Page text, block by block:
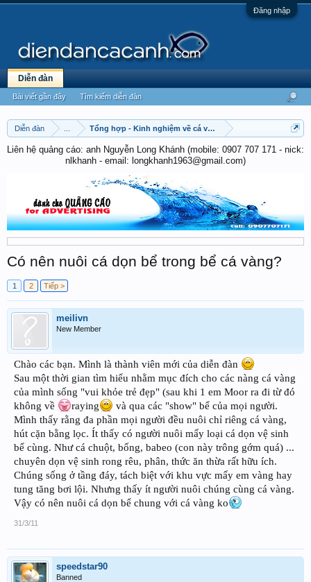
Đăng nhập
Diễn đàn Tổng hợp - Kinh nghiệm về cá vàng & cá chép
Liên hệ quảng cáo: anh Nguyễn Long Khánh (mobile: 0907 707 171 - nick:
nlkhanh - email: longkhanh1963@gmail.com)
Có nên nuôi cá dọn bể trong bể cá vàng?
1 2 Tiếp >
meilivn
New Member
Chào các bạn. Mình là thành viên mới của diễn đàn
Sau một thời gian tìm hiểu nhằm mục đích cho các nàng cá vàng
của mình sống "vui khỏe trẻ đẹp" (sau khi 1 em Moor ra đi từ đó
không về
raying
và qua các "show" bể của mọi người.
Mình thấy rằng đa phần mọi người đều nuôi chỉ riêng cá vàng,
hút cặn bằng lọc. Ít thấy có người nuôi mấy loại cá dọn vệ sinh
bể cùng. Như cá chuột, bống, babeo (con này trông gớm quá) ...
chuyên dọn vệ sinh rong rêu, phân, thức ăn thừa rất hữu ích.
Chúng sống ở tầng đáy, tách biệt với khu vực mấy em vàng hay
tung tăng bơi lội. Nhưng thấy ít người nuôi chúng cùng cá vàng.
Vậy có nên nuôi cá dọn bể chung với cá vàng ko
31/3/11
speedstar90
Banned
Diễn đàn
Bài viết gần đây Tìm kiếm diễn đàn